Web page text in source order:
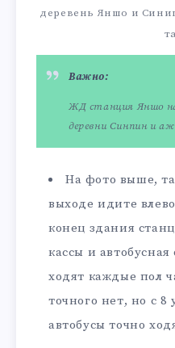
деревень Яншо и
Важно:
ЖД станция Яншо
деревни Синпин и
На фото выше,
выходе идите
конец здания
кассы и автобусная
ходят каждые пол
точного нет, но с 8
автобусы точно